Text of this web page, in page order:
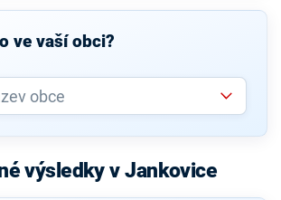
ve vaší obci?
výsledky v Jankovice